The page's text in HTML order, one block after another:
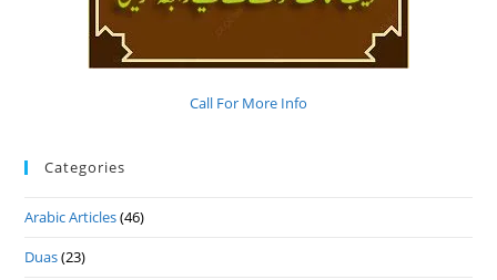
Call For More Info
Categories
Arabic Articles(46)
Duas(23)